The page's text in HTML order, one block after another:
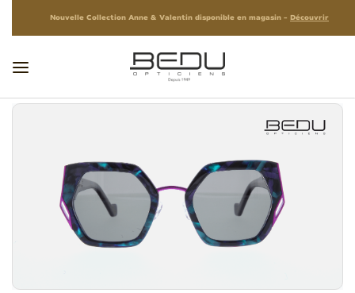
Nouvelle Collection Anne & Valentin disponible en magasin – Découvrir